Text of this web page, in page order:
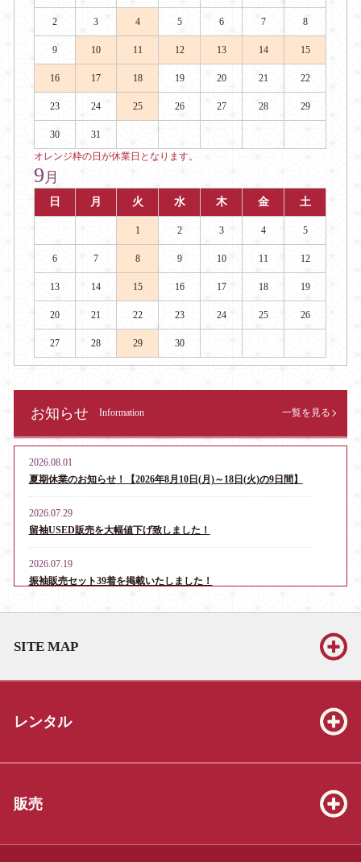
2 3 4 5 6 7 8
9 10 11 12 13 14 15
16 17 18 19 20 21 22
23 24 25 26 27 28 29
30
31
オレンジ枠の日が休業日となります。
9 月
日 月 火 水 木 金 土
1 2 3 4 5
6 7 8 9 10 11 12
13 14 15 16 17 18 19
20 21 22 23 24 25 26
27 28 29 30
お知らせ Information 一覧を見る
2026.08.01
夏期休業のお知らせ！【2026年8月10日(月)～18日(火)の9日間】
2026.07.29
留袖USED販売を大幅値下げ致しました！
2026.07.19
振袖販売セット39着を掲載いたしました！
2026.06.13
した！
2026.06.13
2026.06.13
した！
2026.05.23
SITE MAP
レンタル
販売